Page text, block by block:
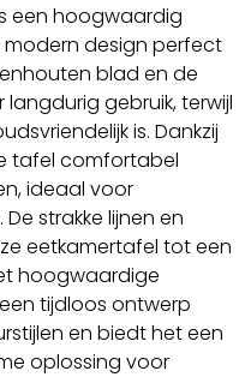
een hoogwaardig
design perfect
blad en de
gebruik, terwijl
is. Dankzij
tafel comfortabel
ideaal voor
strakke lijnen en
eetkamertafel tot een
hoogwaardige
tijdloos ontwerp
en biedt het een
oplossing voor